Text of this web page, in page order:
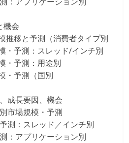
機会
推移と予測（消費者タイプ別
・予測：スレッド/インチ別
・予測：用途別
・予測（国別
成長要因、機会
市場規模・予測
測：スレッド／インチ別
：アプリケーション別